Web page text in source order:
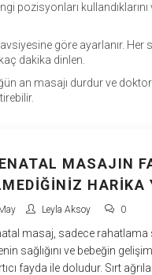
pozisyonları kullandıklarını
göre ayarlanır.
dakika dinlen.
an masajı durdur ve
MASAJIN
HARIKA
Leyla Aksoy 0
masaj, sadece
sağlığını ve bebeğin
fayda ile doludur. Sırt